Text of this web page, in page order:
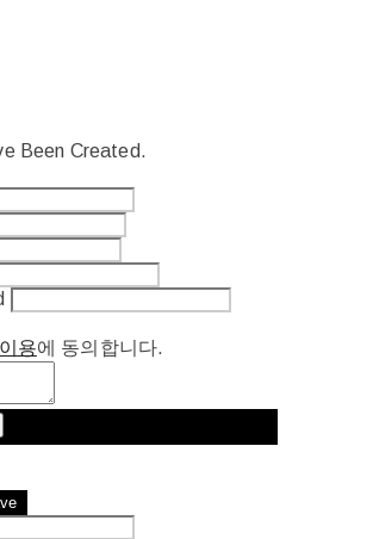
Been Created.
용에 동의합니다.